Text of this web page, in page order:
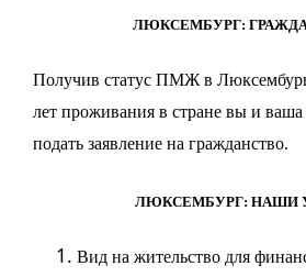
ЛЮКСЕМБУРГ:
Получив статус ПМЖ в
лет проживания в стране вы и
подать заявление на гражданство.
ЛЮКСЕМБУРГ: НАШИ
Вид на жительство для